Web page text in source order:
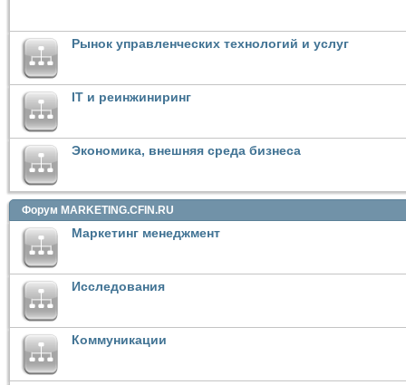
Рынок управленческих технологий и услуг
IT и реинжиниринг
Экономика, внешняя среда бизнеса
Форум MARKETING.CFIN.RU
Маркетинг менеджмент
Исследования
Коммуникации